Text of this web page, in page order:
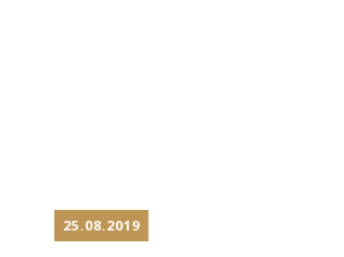
25.08.2019